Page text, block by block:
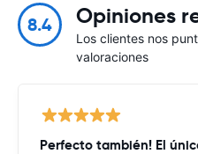
8.4 Opiniones
Los clientes nos
valoraciones
Perfecto también! El